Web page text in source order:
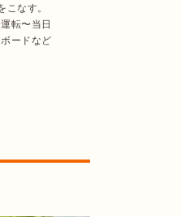
なす。
転〜当日
ードなど